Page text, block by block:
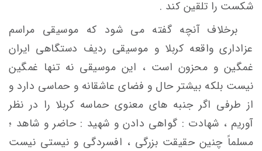
شکست را تلقین کند .
برخلاف آنچه گفته می شود که موسیقی مراسم
عزاداری واقعه کربلا و موسیقی ردیف دستگاهی ایران
غمگین و محزون است ، این موسیقی نه تنها غمگین
نیست بلکه بیشتر حال و فضای عاشقانه و حماسی دارد و
از طرفی اگر جنبه های معنوی حماسه کربلا را در نظر
آوریم ، شهادت : گواهی دادن و شهید : حاضر و شاهد ؛
مسلماً چنین حقیقت بزرگی ، افسردگی و نیستی نیست